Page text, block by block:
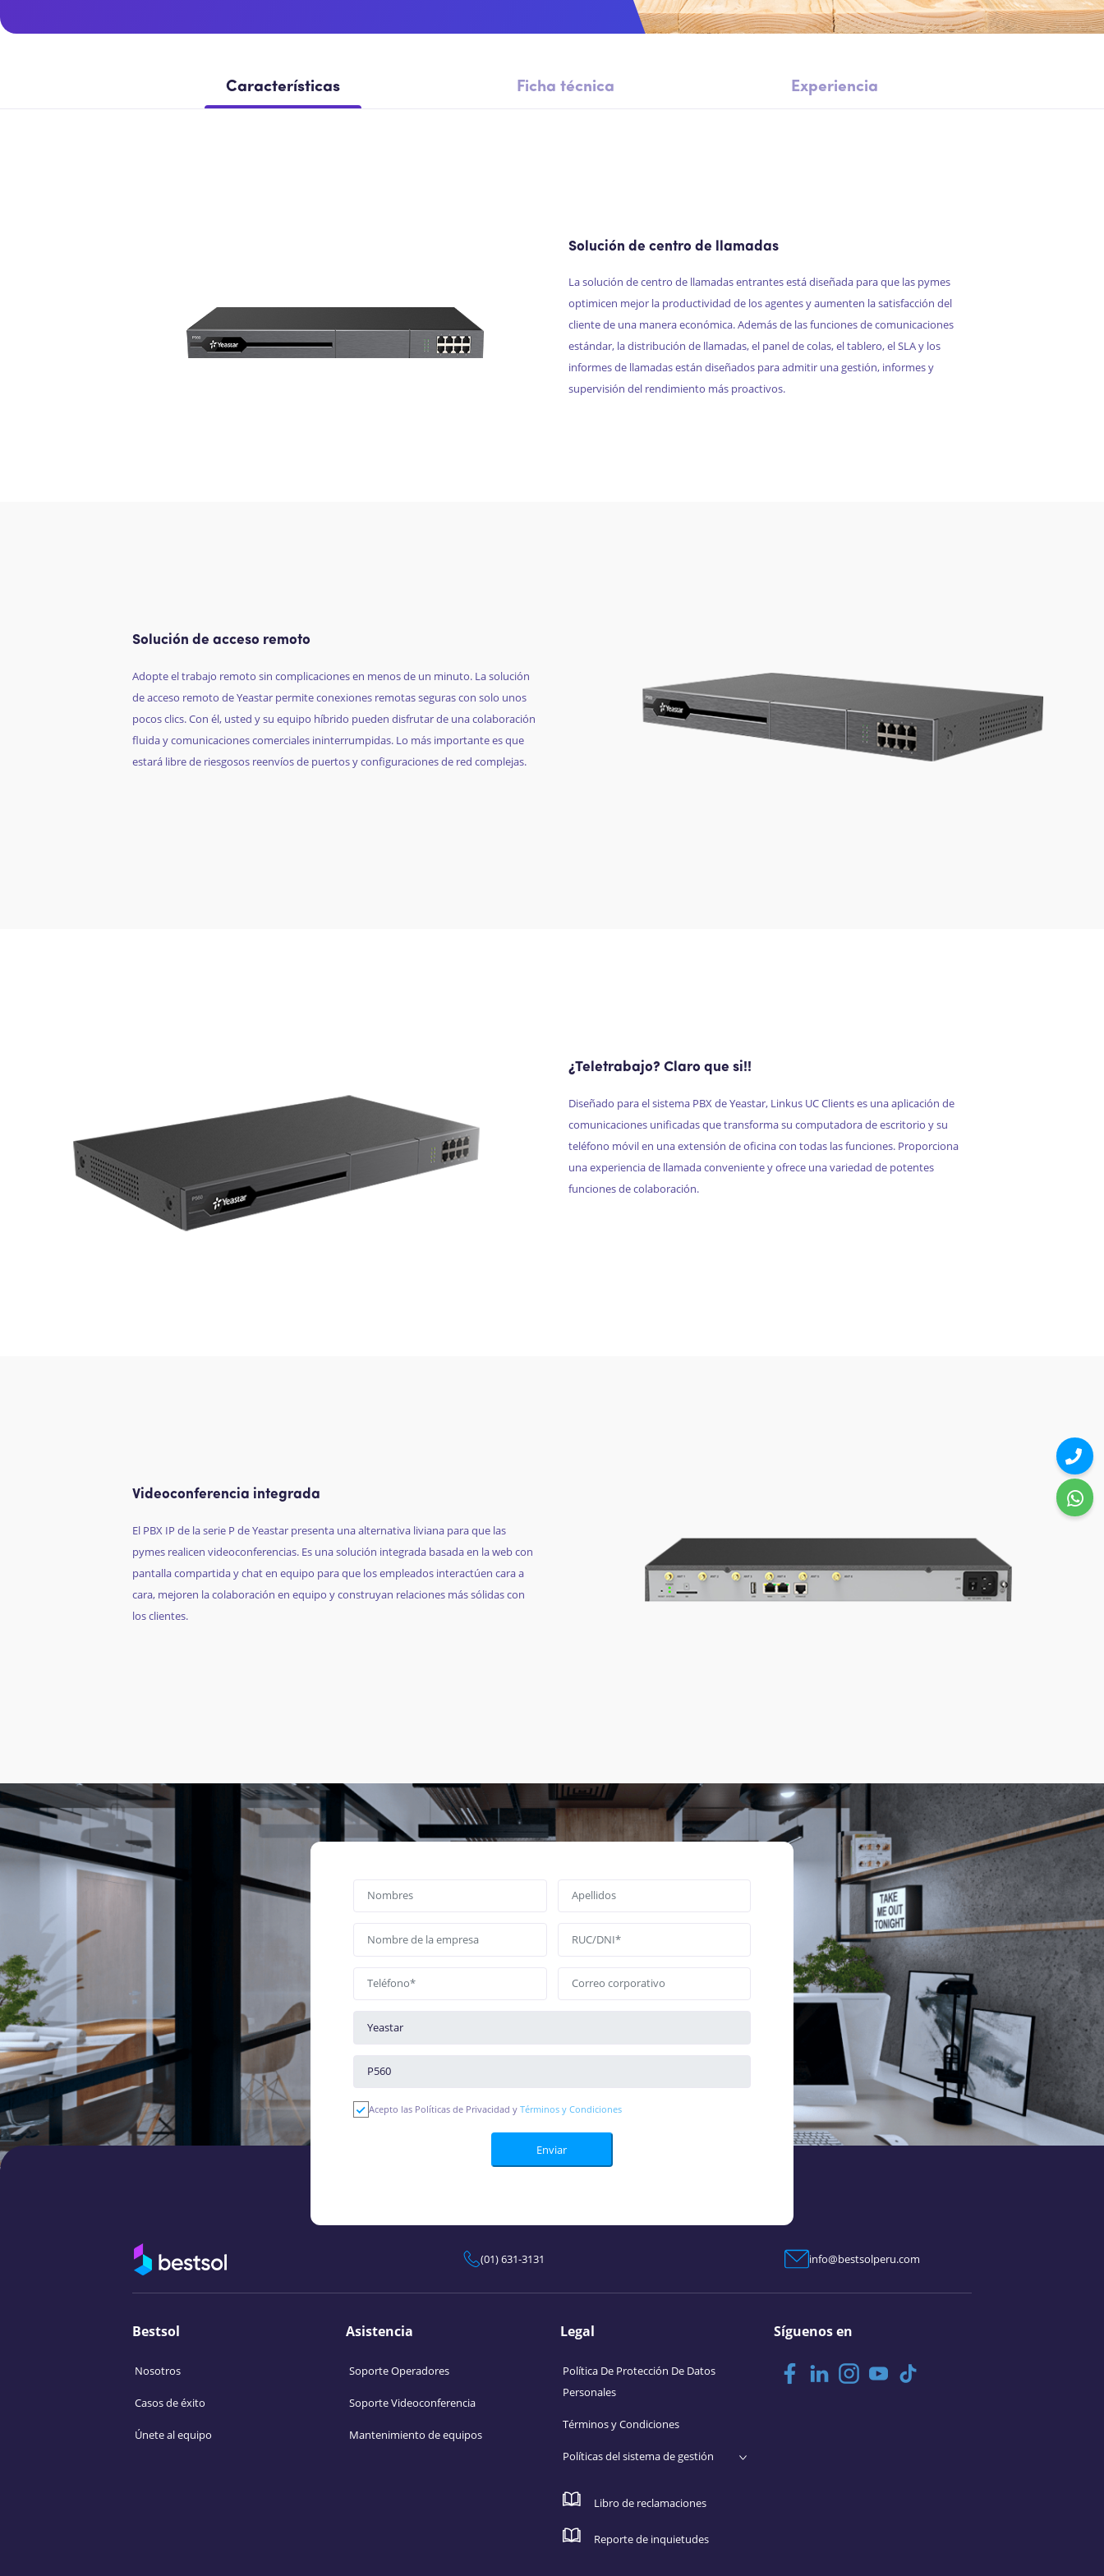
Características Ficha técnica Experiencia
Solución de centro de llamadas
La solución de centro de llamadas entrantes está diseñada para que las pymes
optimicen mejor la productividad de los agentes y aumenten la satisfacción del
cliente de una manera económica. Además de las funciones de comunicaciones
estándar, la distribución de llamadas, el panel de colas, el tablero, el SLA y los
informes de llamadas están diseñados para admitir una gestión, informes y
supervisión del rendimiento más proactivos.
Solución de acceso remoto
Adopte el trabajo remoto sin complicaciones en menos de un minuto. La solución
de acceso remoto deYeastarpermite conexiones remotas seguras con solo unos
pocos clics. Con él, usted y su equipo híbrido pueden disfrutar de una colaboración
fluida y comunicaciones comerciales ininterrumpidas. Lo más importante es que
estará libre de riesgosos reenvíos de puertos y configuraciones de red complejas.
¿Teletrabajo? Claro que si!!
Diseñado para el sistema PBX deYeastar, LinkusUCClientses una aplicación de
comunicaciones unificadas que transforma su computadora de escritorio y su
teléfono móvil en una extensión de oficina con todas las funciones. Proporciona
una experiencia de llamada conveniente y ofrece una variedad de potentes
funciones de colaboración.
Videoconferencia integrada
El PBX IP de la serie P deYeastarpresenta una alternativa liviana para que las
pymes realicen videoconferencias. Es una solución integrada basada en la web con
pantalla compartida y chat en equipo para que los empleados interactúen cara a
cara, mejoren la colaboración en equipo y construyan relaciones más sólidas con
los clientes.
Acepto las Políticas de Privacidad yTérminos y Condiciones
Enviar
(01) 631-3131 info@bestsolperu.com
Bestsol
Nosotros
Casos de éxito
Únete al equipo
Asistencia
Soporte Operadores
Soporte Videoconferencia
Mantenimiento de equipos
Legal
Política De Protección De Datos
Personales
Términos y Condiciones
Políticas del sistema de gestión
Libro de reclamaciones
Reporte de inquietudes
Síguenos en